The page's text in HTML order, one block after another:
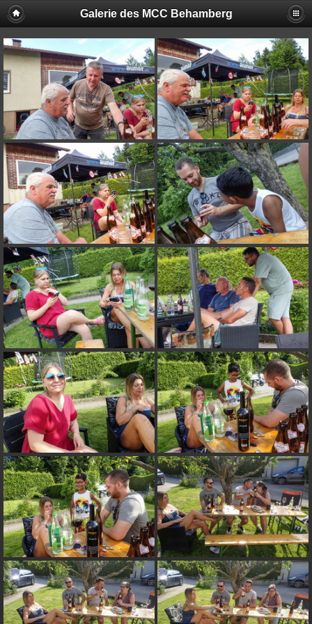
Galerie des MCC Behamberg